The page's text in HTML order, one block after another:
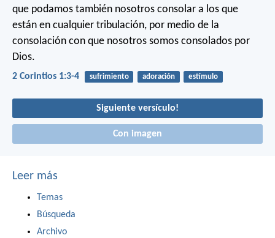
que podamos también nosotros consolar a los que
están en cualquier tribulación, por medio de la
consolación con que nosotros somos consolados por
Dios.
2 Corintios 1:3-4 sufrimiento adoración estímulo
Siguiente versículo!
Con imagen
Leer más
Temas
Búsqueda
Archivo